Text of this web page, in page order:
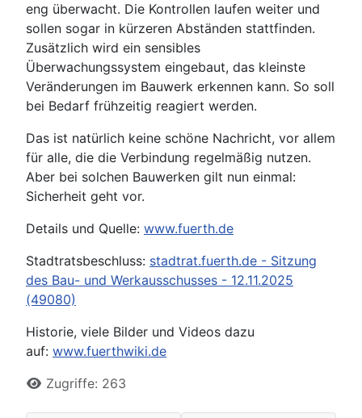
eng überwacht. Die Kontrollen laufen weiter und
sollen sogar in kürzeren Abständen stattfinden.
Zusätzlich wird ein sensibles
Überwachungssystem eingebaut, das kleinste
Veränderungen im Bauwerk erkennen kann. So soll
bei Bedarf frühzeitig reagiert werden.
Das ist natürlich keine schöne Nachricht, vor allem
für alle, die die Verbindung regelmäßig nutzen.
Aber bei solchen Bauwerken gilt nun einmal:
Sicherheit geht vor.
Details und Quelle: www.fuerth.de
Stadtratsbeschluss: stadtrat.fuerth.de - Sitzung
des Bau- und Werkausschusses - 12.11.2025
(49080)
Historie, viele Bilder und Videos dazu
auf: www.fuerthwiki.de
Zugriffe: 263